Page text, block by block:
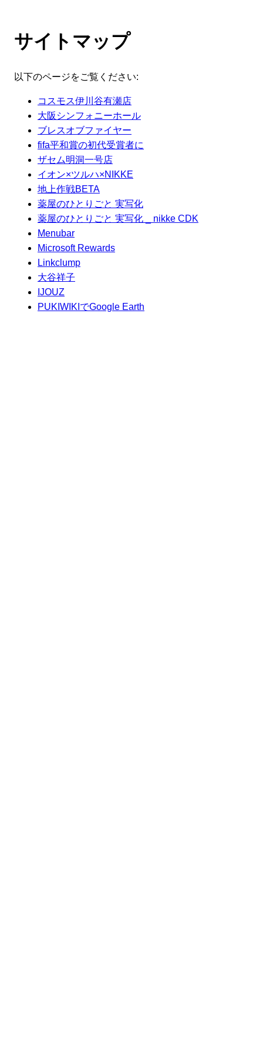
サイトマップ
以下のページをご覧ください:
コスモス伊川谷有瀬店
大阪シンフォニーホール
ブレスオブファイヤー
fifa平和賞の初代受賞者に
ザセム明洞一号店
イオン×ツルハ×NIKKE
地上作戦BETA
薬屋のひとりごと 実写化
薬屋のひとりごと 実写化 _ nikke CDK
Menubar
Microsoft Rewards
Linkclump
大谷祥子
IJOUZ
PUKIWIKIでGoogle Earth